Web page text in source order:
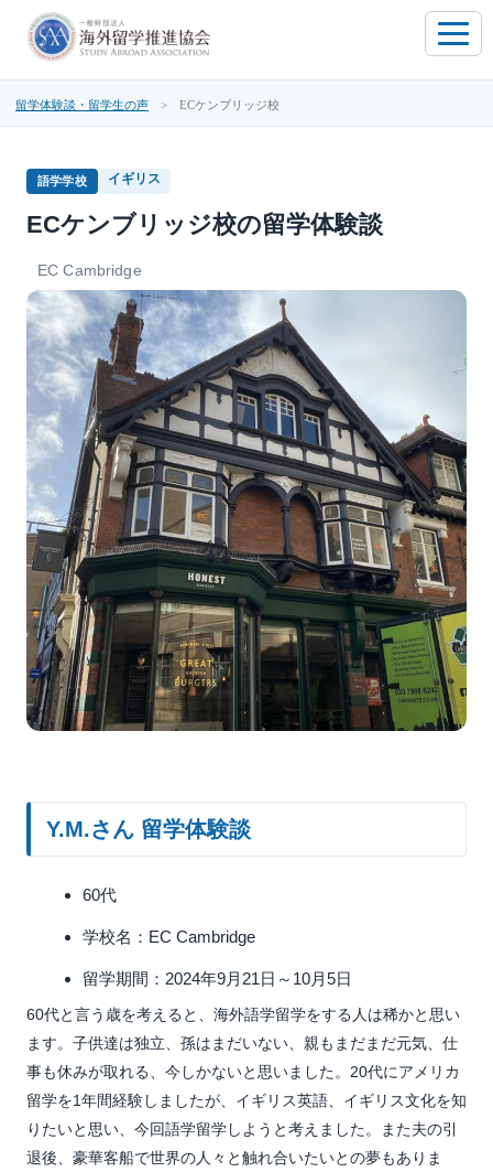
toggle
留学体験談・留学生の声 > ECケンブリッジ校
語学学校 イギリス
ECケンブリッジ校の留学体験談
EC Cambridge
Y.M.さん 留学体験談
60代
学校名：EC Cambridge
留学期間：2024年9月21日～10月5日
60代と言う歳を考えると、海外語学留学をする人は稀かと思い
ます。子供達は独立、孫はまだいない、親もまだまだ元気、仕
事も休みが取れる、今しかないと思いました。20代にアメリカ
留学を1年間経験しましたが、イギリス英語、イギリス文化を知
りたいと思い、今回語学留学しようと考えました。また夫の引
退後、豪華客船で世界の人々と触れ合いたいとの夢もありま